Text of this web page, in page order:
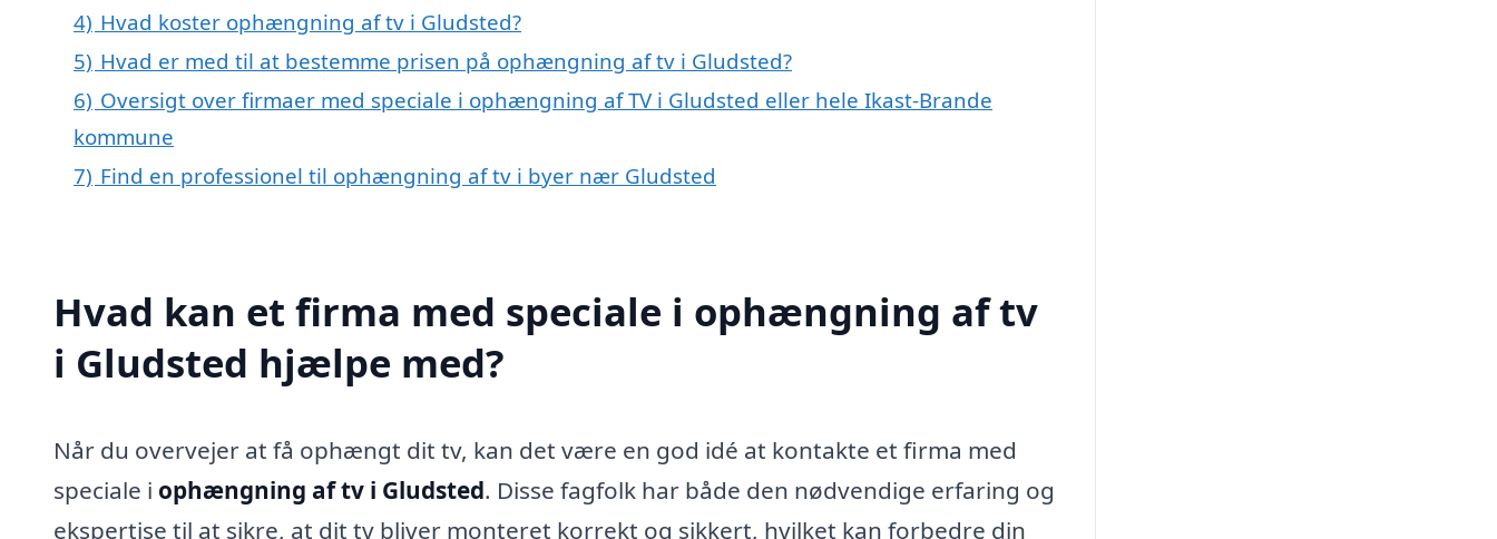
4) Hvad koster ophængning af tv i Gludsted?
5) Hvad er med til at bestemme prisen på ophængning af tv i Gludsted?
6) Oversigt over firmaer med speciale i ophængning af TV i Gludsted eller hele Ikast-Brande
kommune
7) Find en professionel til ophængning af tv i byer nær Gludsted
Hvad kan et firma med speciale i ophængning af tv
i Gludsted hjælpe med?
Når du overvejer at få ophængt dit tv, kan det være en god idé at kontakte et firma med
speciale i ophængning af tv i Gludsted. Disse fagfolk har både den nødvendige erfaring og
ekspertise til at sikre, at dit tv bliver monteret korrekt og sikkert, hvilket kan forbedre din